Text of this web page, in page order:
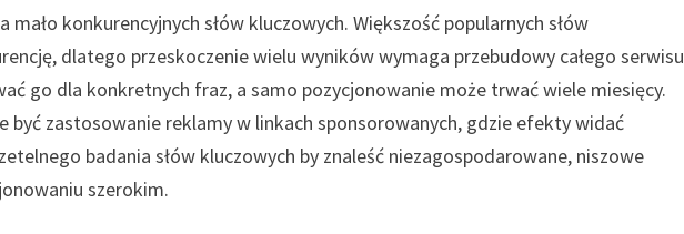
konkurencyjnych słów kluczowych. Większość popularnych słów
dlatego przeskoczenie wielu wyników wymaga przebudowy całego serwisu
go dla konkretnych fraz, a samo pozycjonowanie może trwać wiele miesięcy.
być zastosowanie reklamy w linkach sponsorowanych, gdzie efekty widać
badania słów kluczowych by znaleść niezagospodarowane, niszowe
szerokim.